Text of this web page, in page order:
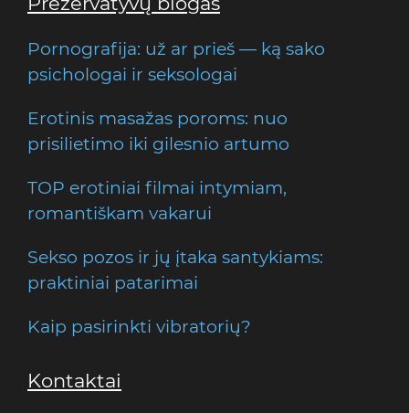
Pornografija: už ar prieš — ką sako
psichologai ir seksologai
Erotinis masažas poroms: nuo
prisilietimo iki gilesnio artumo
TOP erotiniai filmai intymiam,
romantiškam vakarui
Sekso pozos ir jų įtaka santykiams:
praktiniai patarimai
Kaip pasirinkti vibratorių?
Kontaktai